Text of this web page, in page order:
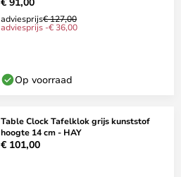
adviesprijs€ 127,00
adviesprijs -€ 36,00
Op voorraad
Table Clock Tafelklok grijs kunststof
hoogte 14 cm - HAY
€ 101,00